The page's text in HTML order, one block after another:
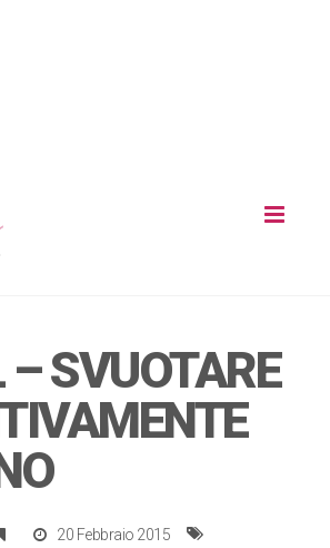
SVUOTARE
20 Febbraio 2015